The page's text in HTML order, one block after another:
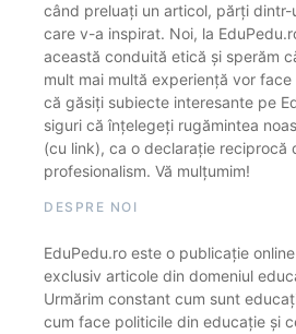
când preluați un articol, părți dintr-
care v-a inspirat. Noi, la
această conduită etică și sperăm
mult mai multă experiență vor
că găsiți subiecte interesante pe
siguri că înțelegeți rugămintea
(cu link), ca o declarație reciprocă
profesionalism. Vă mulțumim!
DESPRE NOI
EduPedu.ro este o publicație
exclusiv articole din domeniul
Urmărim constant cum sunt
cum face politicile din educație și